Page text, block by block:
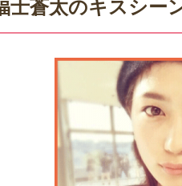
士蒼太のキスシー